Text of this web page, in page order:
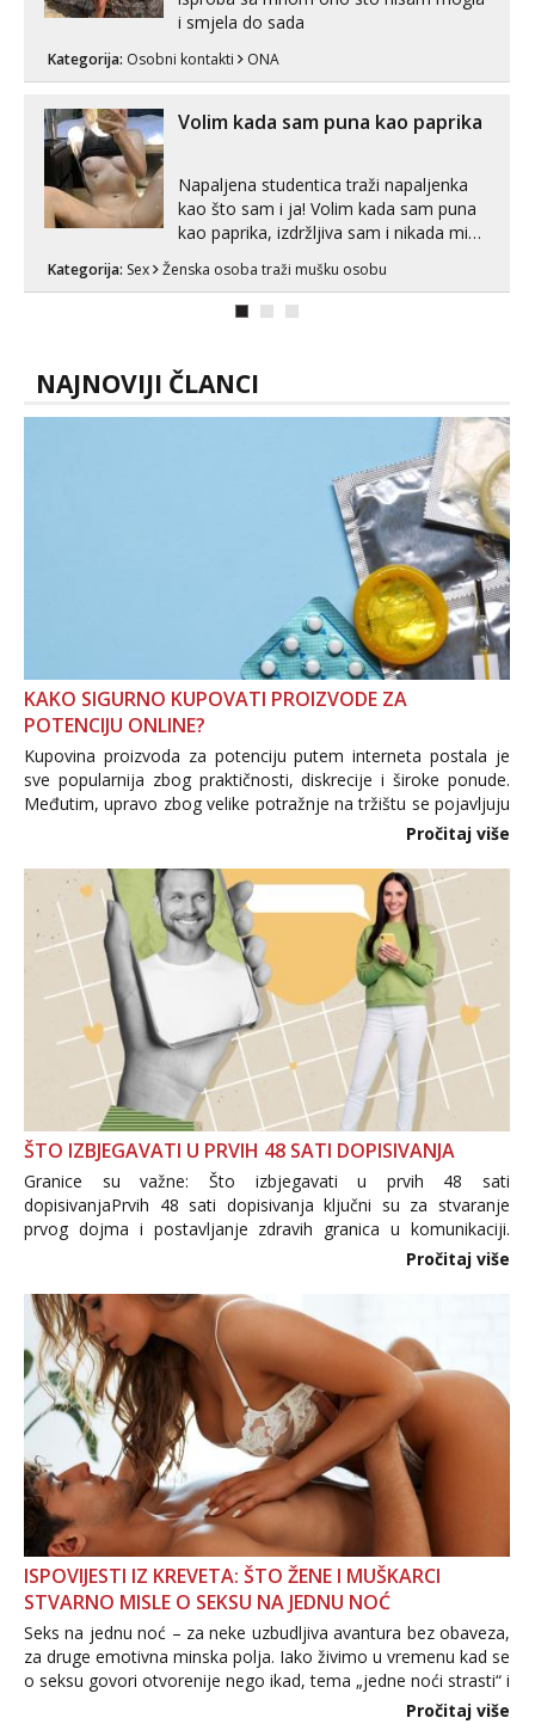
i smjela do sada
Kategorija: Osobni kontakti ONA
Volim kada sam puna kao paprika
Napaljena studentica traži napaljenka
kao što sam i ja! Volim kada sam puna
kao paprika, izdržljiva sam i nikada mi
puta dnevno bilo kad i bilo gdje zato se
javi što prije da me isprobaš Klikni na
Kategorija: Sex Ženska osoba traži mušku osobu
NAJNOVIJI ČLANCI
KAKO SIGURNO KUPOVATI PROIZVODE ZA
POTENCIJU ONLINE?
Kupovina proizvoda za potenciju putem interneta postala je
sve popularnija zbog praktičnosti, diskrecije i široke ponude.
Međutim, upravo zbog velike potražnje na tržištu se pojavljuju
i brojni krivotvoreni proizvodi, nepouzdane internetske
Pročitaj više
ŠTO IZBJEGAVATI U PRVIH 48 SATI DOPISIVANJA
Granice su važne: Što izbjegavati u prvih 48 sati
dopisivanjaPrvih 48 sati dopisivanja ključni su za stvaranje
prvog dojma i postavljanje zdravih granica u komunikaciji.
Važno je izbjeći prebrzo otkrivanje osobnih ili intimnih
informacija, jer nepoznata osoba još nije zaslužila to
povjerenje. Takođe...
Pročitaj više
ISPOVIJESTI IZ KREVETA: ŠTO ŽENE I MUŠKARCI
STVARNO MISLE O SEKSU NA JEDNU NOĆ
Seks na jednu noć – za neke uzbudljiva avantura bez obaveza,
za druge emotivna minska polja. Iako živimo u vremenu kad se
o seksu govori otvorenije nego ikad, tema „jedne noći strasti“ i
dalje izaziva burne rasprave. Što zapravo misle žene, a što
Pročitaj više